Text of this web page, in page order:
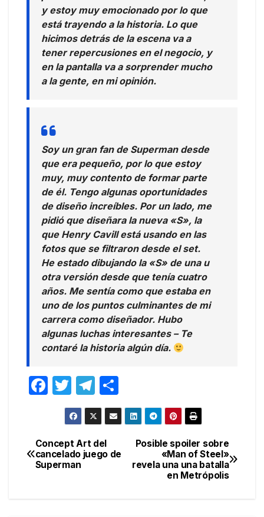
y estoy muy emocionado por lo que
está trayendo a la historia. Lo que
hicimos detrás de la escena va a
tener repercusiones en el negocio, y
en la pantalla va a sorprender mucho
a la gente, en mi opinión.
Soy un gran fan de Superman desde
que era pequeño, por lo que estoy
muy, muy contento de formar parte
de él. Tengo algunas oportunidades
de diseño increíbles. Por un lado, me
pidió que diseñara la nueva «S», la
que Henry Cavill está usando en las
fotos que se filtraron desde el set.
He estado dibujando la «S» de una u
otra versión desde que tenía cuatro
años. Me sentía como que estaba en
uno de los puntos culminantes de mi
carrera como diseñador. Hubo
algunas luchas interesantes – Te
contaré la historia algún día.
F
e
b
T
w
itt
er
T
el
e
gr
a
o
m
ar
Navegación
de
Posible spoiler sobre
«Man of Steel»
revela una una batalla
en Metrópolis
Concept Art del
cancelado juego de
Superman